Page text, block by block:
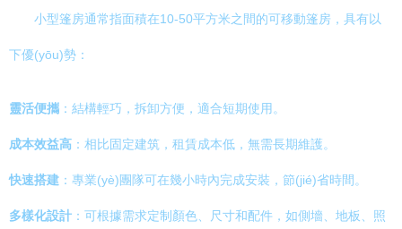
小型篷房通常指面積在10-50平方米之間的可移動篷房，具有以
下優(yōu)勢：
靈活便攜 ：結構輕巧，拆卸方便，適合短期使用。
成本效益高 ：相比固定建筑，租賃成本低，無需長期維護。
快速搭建 ：專業(yè)團隊可在幾小時內完成安裝，節(jié)省時間。
多樣化設計 ：可根據需求定制顏色、尺寸和配件，如側墻、地板、照